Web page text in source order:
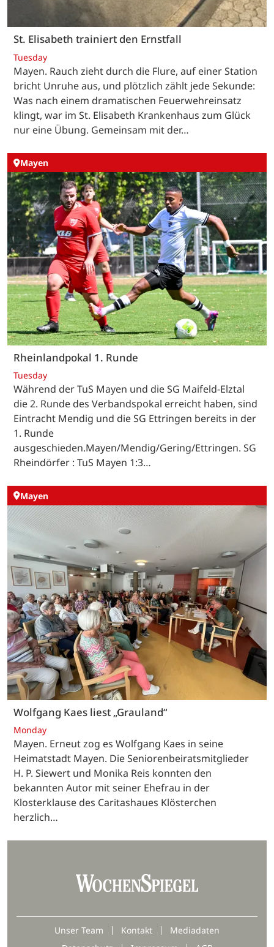
St. Elisabeth trainiert den Ernstfall
Tuesday
Mayen. Rauch zieht durch die Flure, auf einer Station
bricht Unruhe aus, und plötzlich zählt jede Sekunde:
Was nach einem dramatischen Feuerwehreinsatz
klingt, war im St. Elisabeth Krankenhaus zum Glück
nur eine Übung. Gemeinsam mit der…
Mayen
Rheinlandpokal 1. Runde
Tuesday
Während der TuS Mayen und die SG Maifeld-Elztal
die 2. Runde des Verbandspokal erreicht haben, sind
Eintracht Mendig und die SG Ettringen bereits in der
1. Runde
ausgeschieden.Mayen/Mendig/Gering/Ettringen. SG
Rheindörfer : TuS Mayen 1:3…
Mayen
Wolfgang Kaes liest „Grauland“
Monday
Mayen. Erneut zog es Wolfgang Kaes in seine
Heimatstadt Mayen. Die Seniorenbeiratsmitglieder
H. P. Siewert und Monika Reis konnten den
bekannten Autor mit seiner Ehefrau in der
Klosterklause des Caritashaues Klösterchen
herzlich…
Unser Team Kontakt
Mediadaten